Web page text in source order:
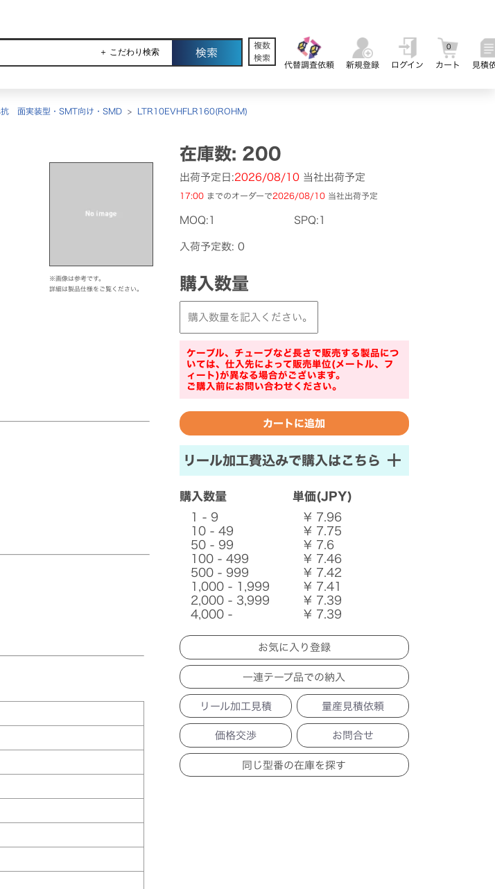
＋ こだわり検索
複数
検索
代替調査依頼
新規登録 ログイン カート
0
見積
抗 面実装型・SMT向け・SMD > LTR10EVHFLR160(ROHM)
※画像は参考です。
詳細は製品仕様をご覧ください。
在庫数: 200
出荷予定日:2026/08/10当社出荷予定
17:00までのオーダーで2026/08/10当社出荷予定
MOQ:1 SPQ:1
入荷予定数: 0
購入数量
ケーブル、チューブなど長さで販売する製品につ
いては、仕入先によって販売単位(メートル、フ
ィート)が異なる場合がございます。
ご購入前にお問い合わせください。
リール加工費込みで購入はこちら
購入数量
単価(JPY)
1 - 9
¥ 7.96
10 - 49
¥ 7.75
50 - 99
¥ 7.6
100 - 499
¥ 7.46
500 - 999
¥ 7.42
1,000 - 1,999
¥ 7.41
2,000 - 3,999
¥ 7.39
4,000 -
¥ 7.39
一連テープ品での納入
リール加工見積 量産見積依頼
価格交渉 お問合せ